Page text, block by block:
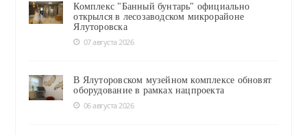
Комплекс "Банный бунтарь" официально
открылся в лесозаводском микрорайоне
Ялуторовска
07 августа 2026
В Ялуторовском музейном комплексе обновят
оборудование в рамках нацпроекта
06 августа 2026